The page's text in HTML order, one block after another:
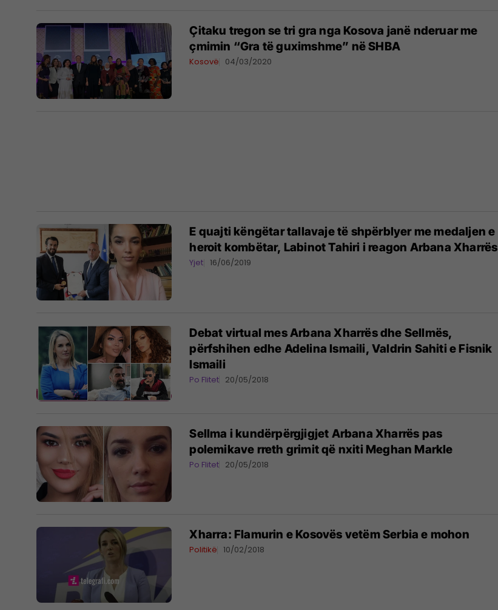
Çitaku tregon se tri gra nga Kosova janë nderuar me
çmimin “Gra të guximshme” në SHBA
Kosovë 04/03/2020
E quajti këngëtar tallavaje të shpërblyer me medaljen e
heroit kombëtar, Labinot Tahiri i reagon Arbana Xharrës
Yjet 16/06/2019
Debat virtual mes Arbana Xharrës dhe Sellmës,
përfshihen edhe Adelina Ismaili, Valdrin Sahiti e Fisnik
Ismaili
Po Flitet 20/05/2018
Sellma i kundërpërgjigjet Arbana Xharrës pas
polemikave rreth grimit që nxiti Meghan Markle
Po Flitet 20/05/2018
Xharra: Flamurin e Kosovës vetëm Serbia e mohon
Politikë 10/02/2018